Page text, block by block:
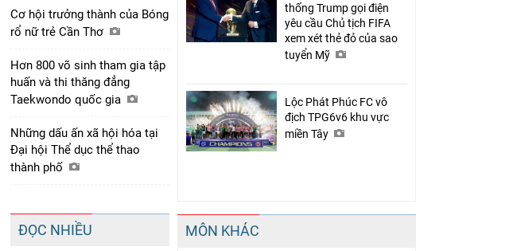
Cơ hội trưởng thành của Bóng
rổ nữ trẻ Cần Thơ
Hơn 800 võ sinh tham gia tập
huấn và thi thăng đẳng
Taekwondo quốc gia
Những dấu ấn xã hội hóa tại
Đại hội Thể dục thể thao
thành phố
ĐỌC NHIỀU
thống Trump gọi điện
yêu cầu Chủ tịch FIFA
xem xét thẻ đỏ của sao
tuyển Mỹ
Lộc Phát Phúc FC vô
địch TPG6v6 khu vực
miền Tây
MÔN KHÁC